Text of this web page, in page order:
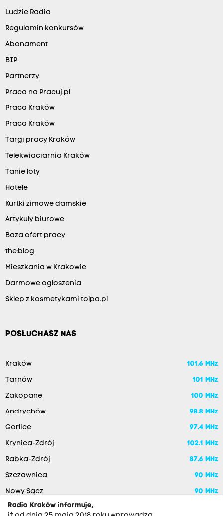
Ludzie Radia
Regulamin konkursów
Abonament
BIP
Partnerzy
Praca na Pracuj.pl
Praca Kraków
Praca Kraków
Targi pracy Kraków
Telekwiaciarnia Kraków
Tanie loty
Hotele
Kurtki zimowe damskie
Artykuły biurowe
Baza ofert pracy
the:blog
Mieszkania w Krakowie
Darmowe ogłoszenia
Sklep z kosmetykami tolpa.pl
POSŁUCHASZ NAS
Kraków 101.6 MHz
Tarnów 101 MHz
Zakopane 100 MHz
Andrychów 98.8 MHz
Gorlice 97.4 MHz
Krynica-Zdrój 102.1 MHz
Rabka-Zdrój 87.6 MHz
Szczawnica 90 MHz
Nowy Sącz
90 MHz
Radio Kraków informuje,